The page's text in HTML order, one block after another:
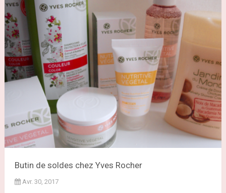
Butin de soldes chez Yves Rocher
Avr. 30, 2017